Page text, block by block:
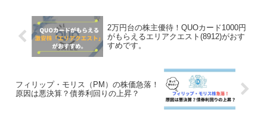
2万円台の株主優待！QUOカード1000円
がもらえるエリアクエスト(8912)がおす
すめです。
フィリップ・モリス（PM）の株価急落！
原因は悪決算？債券利回りの上昇？